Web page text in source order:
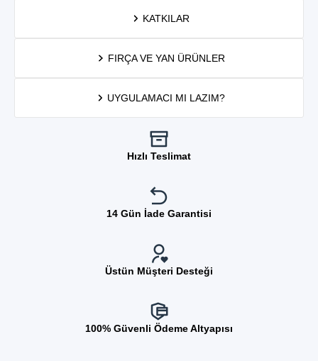
KATKILAR
FIRÇA VE YAN ÜRÜNLER
UYGULAMACI MI LAZIM?
Hızlı Teslimat
14 Gün İade Garantisi
Üstün Müşteri Desteği
100% Güvenli Ödeme Altyapısı